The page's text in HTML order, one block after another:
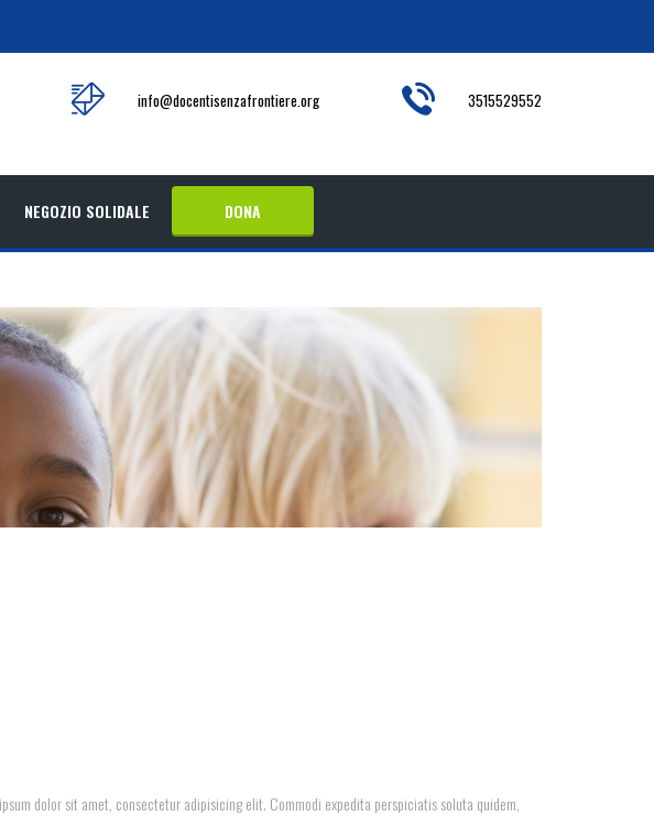
info@docentisenzafrontiere.org 3515529552
NEGOZIO SOLIDALE DONA
dolor sit amet, consectetur adipisicing elit. Commodi expedita perspiciatis soluta quidem,